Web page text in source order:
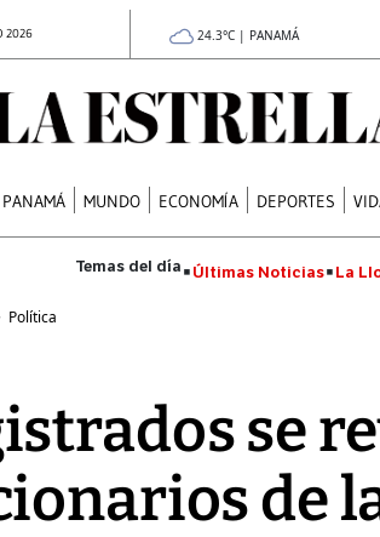
2026 24.3°C | PANAMÁ
PANAMÁ MUNDO ECONOMÍA DEPORTES
Últimas Noticias La
Política
se
de